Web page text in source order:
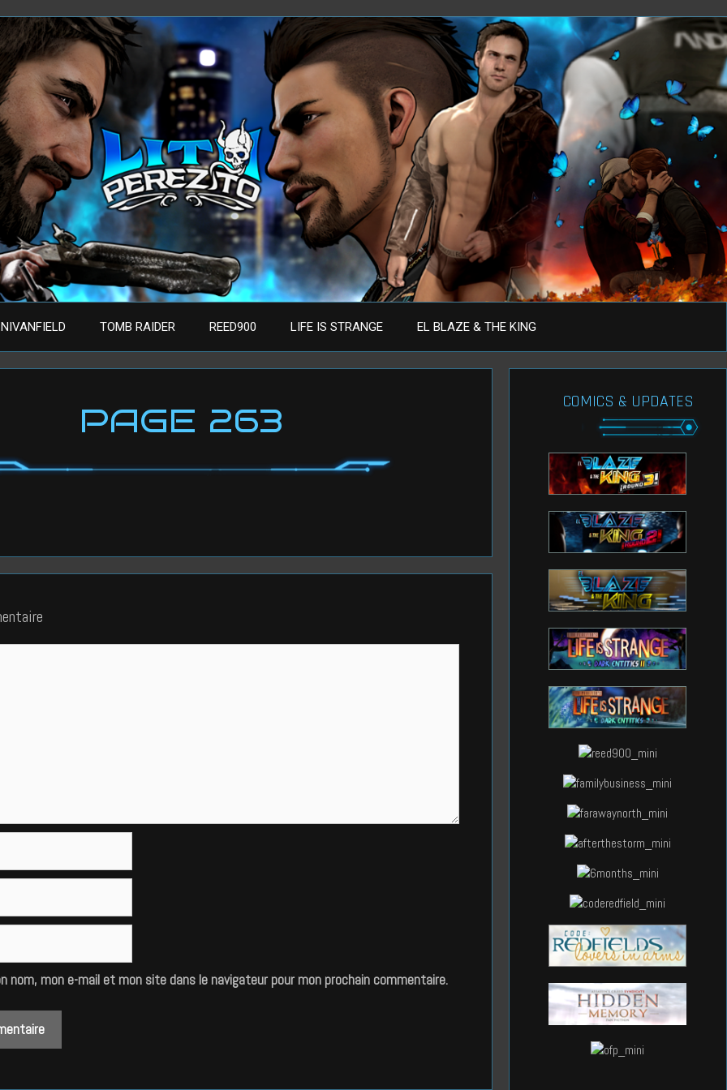
NIVANFIELD TOMB RAIDER REED900 LIFE IS STRANGE EL BLAZE & THE KING
PAGE 263
nom, mon e-mail et mon site dans le navigateur pour mon prochain commentaire.
COMICS & UPDATES